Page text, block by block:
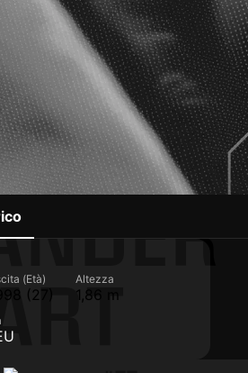
(Età)
(27)
Altezza
1,86 m